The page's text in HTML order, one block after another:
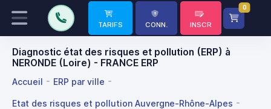
TARIFS CONN. INSCR
0
Diagnostic état des risques et pollution (ERP) à
NERONDE (Loire) - FRANCE ERP
Accueil ERP par ville
Etat des risques et pollution Auvergne-Rhône-Alpes